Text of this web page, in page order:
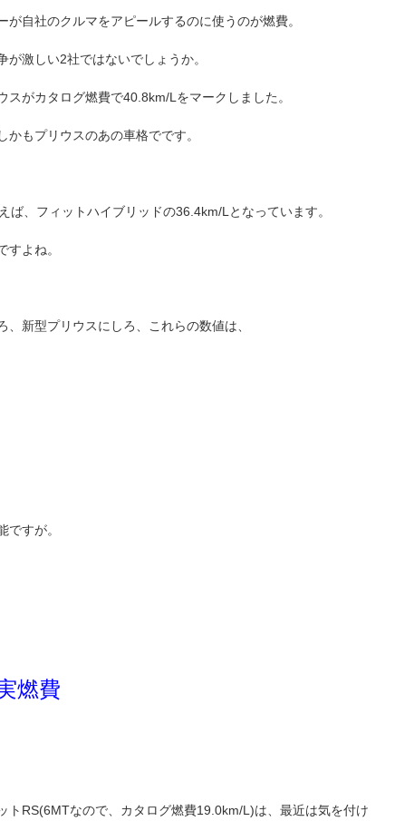
自社のクルマをアピールするのに使うのが燃費。
激しい2社ではないでしょうか。
がカタログ燃費で40.8km/Lをマークしました。
もプリウスのあの車格でです。
ば、フィットハイブリッドの36.4km/Lとなっています。
すよね。
新型プリウスにしろ、これらの数値は、
すが。
燃費
トRS(6MTなので、カタログ燃費19.0km/L)は、最近は気を付け